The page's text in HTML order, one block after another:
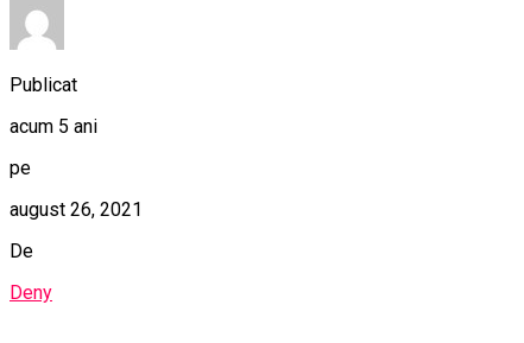
Publicat
acum 5 ani
pe
august 26, 2021
De
Deny